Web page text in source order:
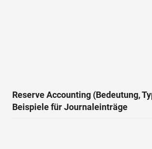
Reserve Accounting (Bedeutung,
Beispiele für Journaleinträge